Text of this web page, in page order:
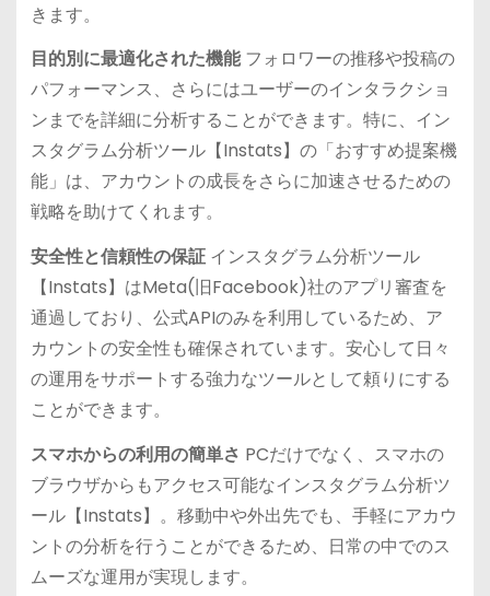
きます。
目的別に最適化された機能フォロワーの推移や投稿の
パフォーマンス、さらにはユーザーのインタラクショ
ンまでを詳細に分析することができます。特に、イン
スタグラム分析ツール【Instats】の「おすすめ提案機
能」は、アカウントの成長をさらに加速させるための
戦略を助けてくれます。
安全性と信頼性の保証インスタグラム分析ツール
【Instats】はMeta(旧Facebook)社のアプリ審査を
通過しており、公式APIのみを利用しているため、ア
カウントの安全性も確保されています。安心して日々
の運用をサポートする強力なツールとして頼りにする
ことができます。
スマホからの利用の簡単さ PCだけでなく、スマホの
ブラウザからもアクセス可能なインスタグラム分析ツ
ール【Instats】。移動中や外出先でも、手軽にアカウ
ントの分析を行うことができるため、日常の中でのス
ムーズな運用が実現します。